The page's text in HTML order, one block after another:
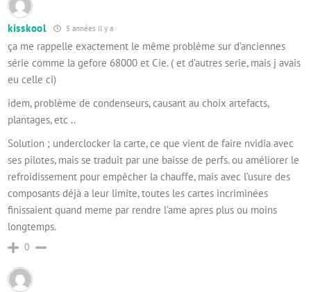
kisskool 5 années il y a
ça me rappelle exactement le même problème sur d’anciennes
série comme la gefore 68000 et Cie. ( et d’autres serie, mais j avais
eu celle ci)
idem, problème de condenseurs, causant au choix artefacts,
plantages, etc ..
Solution ; underclocker la carte, ce que vient de faire nvidia avec
ses pilotes, mais se traduit par une baisse de perfs. ou améliorer le
refroidissement pour empêcher la chauffe, mais avec l’usure des
composants déjà a leur limite, toutes les cartes incriminées
finissaient quand meme par rendre l’ame apres plus ou moins
longtemps.
0